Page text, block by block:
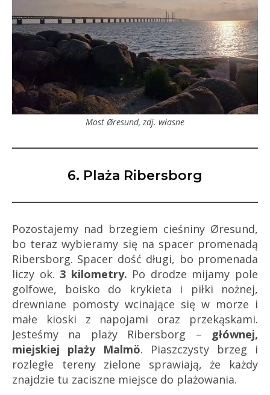
Most Øresund, zdj. własne
6. Plaża Ribersborg
Pozostajemy nad brzegiem cieśniny Øresund,
bo teraz wybieramy się na spacer promenadą
Ribersborg. Spacer dość długi, bo promenada
liczy ok. 3 kilometry. Po drodze mijamy pole
golfowe, boisko do krykieta i piłki nożnej,
drewniane pomosty wcinające się w morze i
małe kioski z napojami oraz przekąskami.
Jesteśmy na plaży Ribersborg – głównej,
miejskiej plaży Malmö. Piaszczysty brzeg i
rozległe tereny zielone sprawiają, że każdy
znajdzie tu zaciszne miejsce do plażowania.